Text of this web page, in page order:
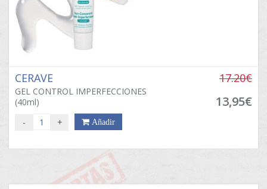
CERAVE
GEL CONTROL IMPERFECCIONES
(40ml)
17.20€
13,95€
- + Añadir